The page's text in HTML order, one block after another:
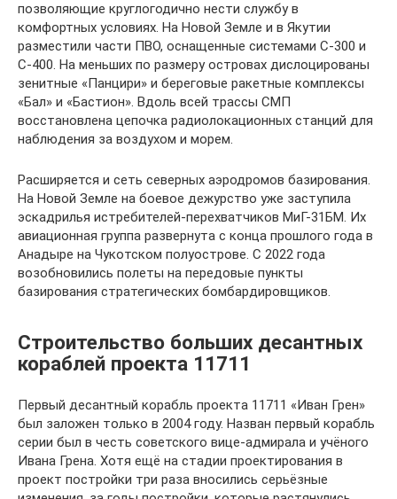
позволяющие круглогодично нести службу в
комфортных условиях. На Новой Земле и в Якутии
разместили части ПВО, оснащенные системами С-300 и
С-400. На меньших по размеру островах дислоцированы
зенитные «Панцири» и береговые ракетные комплексы
«Бал» и «Бастион». Вдоль всей трассы СМП
восстановлена цепочка радиолокационных станций для
наблюдения за воздухом и морем.
Расширяется и сеть северных аэродромов базирования.
На Новой Земле на боевое дежурство уже заступила
эскадрилья истребителей-перехватчиков МиГ-31БМ. Их
авиационная группа развернута с конца прошлого года в
Анадыре на Чукотском полуострове. С 2022 года
возобновились полеты на передовые пункты
базирования стратегических бомбардировщиков.
Строительство больших десантных
кораблей проекта 11711
Первый десантный корабль проекта 11711 «Иван Грен»
был заложен только в 2004 году. Назван первый корабль
серии был в честь советского вице-адмирала и учёного
Ивана Грена. Хотя ещё на стадии проектирования в
проект постройки три раза вносились серьёзные